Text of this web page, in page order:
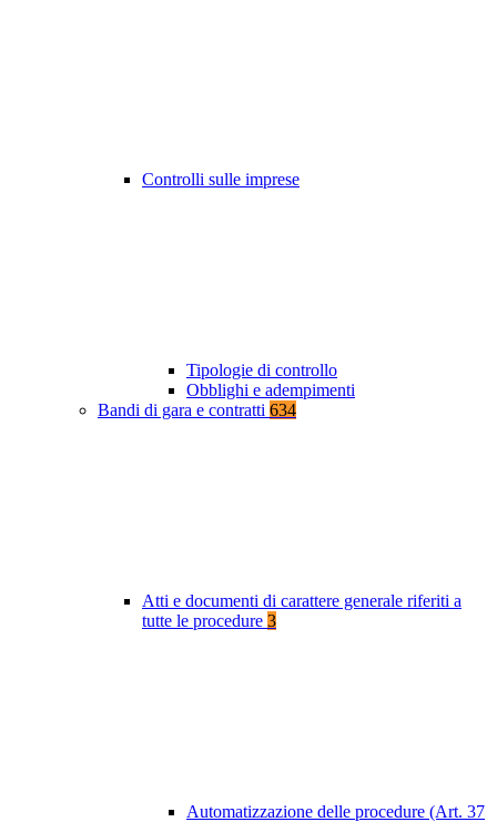
Controlli sulle imprese
Tipologie di controllo
Obblighi e adempimenti
Bandi di gara e contratti 634
Atti e documenti di carattere generale riferiti a
tutte le procedure 3
Automatizzazione delle procedure (Art. 37